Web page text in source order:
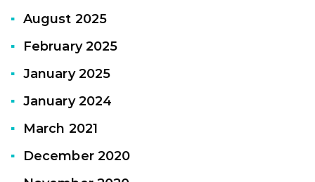
August 2025
February 2025
January 2025
January 2024
March 2021
December 2020